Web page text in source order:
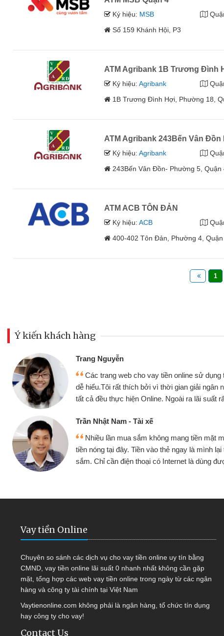
Ký hiệu: MSB
Số 159 Khánh Hội, P3
ATM Agribank 1B Trương Đình
Ký hiệu:Agribank
1B Trương Đình Hợi, Phường 18,
ATM Agribank 243Bến Vân Đồn
Ký hiệu:Agribank
243Bến Vân Đồn- Phường 5,
ATM ACB TÔN ĐẢN
Ký hiệu:ACB
400-402 Tôn Đản, Phường 4,
1
Ý kiến khách hàng
Đoàn Hữu Cảnh
Mình cần tiền gấp nên định cầm cố chiếc
nhưng thật may đã có gói vay tiền bằng
không cần gặp mặt nên rất tiện lợi, sẽ giới
Cấn Văn Lực - Tạp hóa
Tôi kinh doanh buôn bán nhỏ lẻ nhiều lúc
hàng, nhờ biết đến website qua bạn bè giới
quyết được công việc của mình nhanh chóng
Vay tiền Online
Chuyên so sánh các dịch vụ cho vay tiền online uy tín bằng
CMND, vay tiền online lãi suất 0 nhanh nhất không cần gặp
mặt, tổng hợp các web vay tiền online trong ngày từ các ngân
hàng và công ty tài chính tại Việt Nam
Vaytienonline.com không phải là ngân hàng, tổ chức tín dụng
hay công ty cho vay!
Contact Us